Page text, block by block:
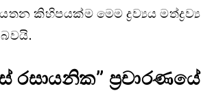
කිහිපයක්ම මෙම ද්‍රව්‍යය මත්ද්‍රව්‍ය
ප්‍රචාරණයේ